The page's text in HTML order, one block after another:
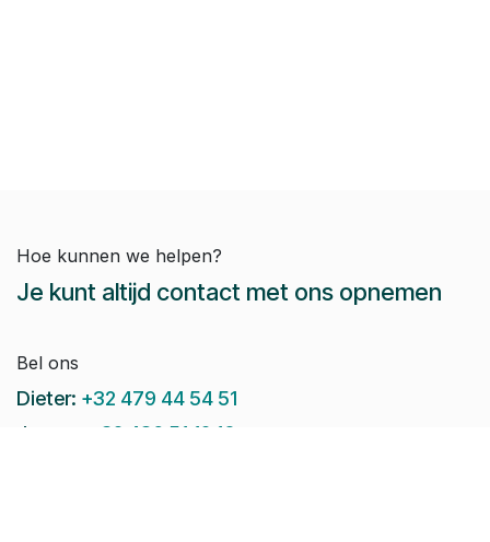
Hoe kunnen we helpen?
Je kunt altijd contact met ons opnemen
Bel ons
Dieter: +32 479 44 54 51
Jeroen:
+32 486 51 12 10